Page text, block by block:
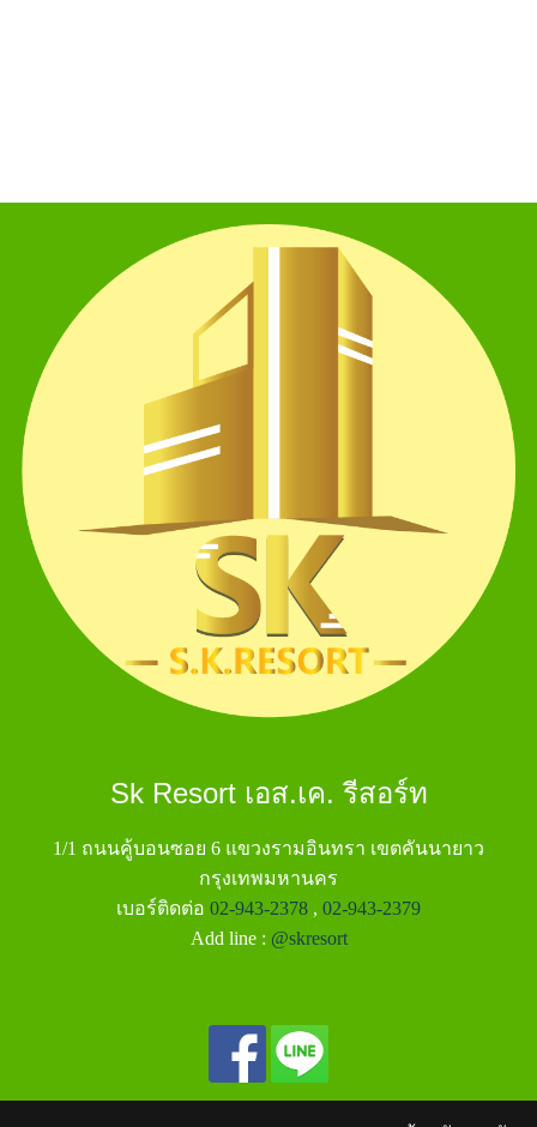
Sk Resort เอส.เค. รีสอร์ท
1/1 ถนนคู้บอนซอย 6 แขวงรามอินทรา เขตคันนายาว
กรุงเทพมหานคร
เบอร์ติดต่อ 02-943-2378 , 02-943-2379
Add line : @skresort